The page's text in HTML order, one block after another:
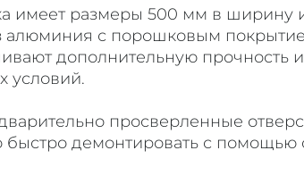
имеет размеры 500 мм в ширину
алюминия с порошковым
дополнительную прочность
условий.
просверленные
демонтировать с помощью